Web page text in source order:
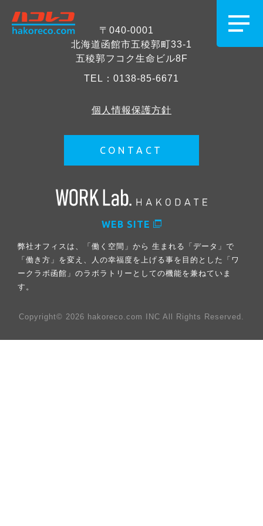
〒040-0001
北海道函館市五稜郭町33-1
五稜郭フコク生命ビル8F
TEL： 0138-85-6671
個人情報保護方針
CONTACT
WEB SITE
弊社オフィスは、「働く空間」から 生まれる「データ」で
「働き方」を変え、人の幸福度を上げる事を目的とした「ワ
ークラボ函館」のラボラトリーとしての機能を兼ねていま
す。
Copyright© 2026 hakoreco.com INC All Rights Reserved.